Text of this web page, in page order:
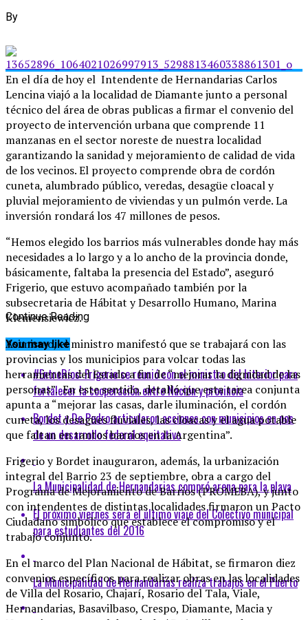
By
En el día de hoy el Intendente de Hernandarias Carlos
Lencina viajó a la localidad de Diamante junto a personal
técnico del área de obras publicas a firmar el convenio del
proyecto de intervención urbana que comprende 11
manzanas en el sector noreste de nuestra localidad
garantizando la sanidad y mejoramiento de calidad de vida
de los vecinos. El proyecto comprende obra de cordón
cuneta, alumbrado público, veredas, desagüe cloacal y
pluvial mejoramiento de viviendas y un pulmón verde. La
inversión rondará los 47 millones de pesos.
“Hemos elegido los barrios más vulnerables donde hay más
necesidades a lo largo y a lo ancho de la provincia donde,
básicamente, faltaba la presencia del Estado”, aseguró
Frigerio, que estuvo acompañado también por la
subsecretaria de Hábitat y Desarrollo Humano, Marina
Klemensiewicz.
Asimismo, el ministro manifestó que se trabajará con las
provincias y los municipios para volcar todas las
herramientas del Estado a fin de “mejorar la dignidad de las
personas”. En este sentido, detalló que esta tarea conjunta
apunta a “mejorar las casas, darle iluminación, el cordón
cuneta, los desagües fluviales, las cloacas y el agua potable
que faltan en tantos barrios en la Argentina”.
Frigerio y Bordet inauguraron, además, la urbanización
integral del Barrio 23 de septiembre, obra a cargo del
Programa de Mejoramiento de Barrios (PROMEBA), y junto
con intendentes de distintas localidades firmaron un Pacto
Ciudadano simbólico que establece el compromiso y el
trabajo conjunto.
En el marco del Plan Nacional de Hábitat, se firmaron diez
convenios específicos para realizar obras en las localidades
de Villa del Rosario, Chajarí, Rosario del Tala, Viale,
Hernandarias, Basavilbaso, Crespo, Diamante, Macia y
Continue Reading
You may like
#EntreRíos: Frigerio se reunió con el ministro del Interior para
fortalecer la cooperación entre Nación y provincia
Bordet y De Pedro articularon acciones con municipios en pos
de un desarrollo federal equitativo
La Municipalidad de Hernandarias compró arena para la playa
El próximo viernes será el último viaje del Colectivo municipal
para estudiantes del 2016
La Municipalidad de Hernandarias realiza trabajos en el Puerto